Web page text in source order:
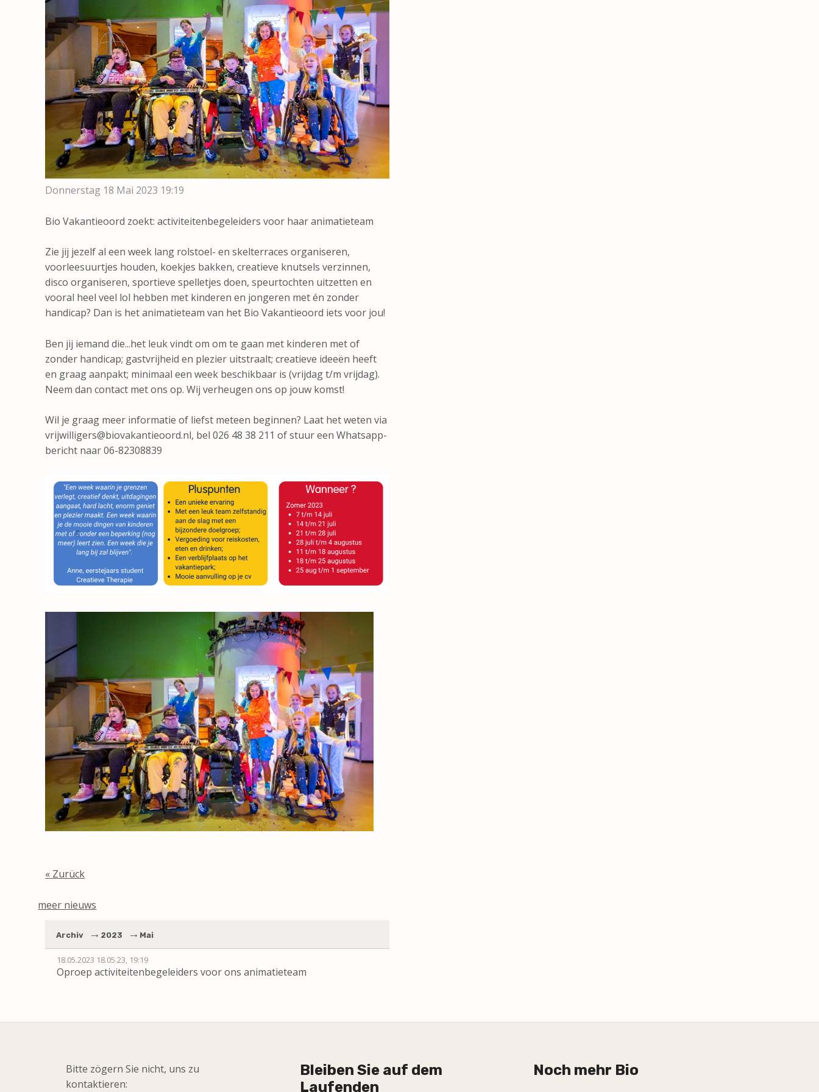
Donnerstag 18 Mai 2023 19:19
Bio Vakantieoord zoekt: activiteitenbegeleiders voor haar animatieteam
Zie jij jezelf al een week lang rolstoel- en skelterraces organiseren,
voorleesuurtjes houden, koekjes bakken, creatieve knutsels verzinnen,
disco organiseren, sportieve spelletjes doen, speurtochten uitzetten en
vooral heel veel lol hebben met kinderen en jongeren met én zonder
handicap? Dan is het animatieteam van het Bio Vakantieoord iets voor jou!
Ben jij iemand die...het leuk vindt om om te gaan met kinderen met of
zonder handicap; gastvrijheid en plezier uitstraalt; creatieve ideeën heeft
en graag aanpakt; minimaal een week beschikbaar is (vrijdag t/m vrijdag).
Neem dan contact met ons op. Wij verheugen ons op jouw komst!
Wil je graag meer informatie of liefst meteen beginnen? Laat het weten via
vrijwilligers@biovakantieoord.nl, bel 026 48 38 211 of stuur een Whatsapp-
bericht naar 06-82308839
« Zurück
meer nieuws
Archiv 2023 Mai
18.05.2023 18.05.23, 19:19
Oproep activiteitenbegeleiders voor ons animatieteam
Bitte zögern Sie nicht, uns zu
kontaktieren:
Bleiben Sie auf dem
Laufenden
Noch mehr Bio